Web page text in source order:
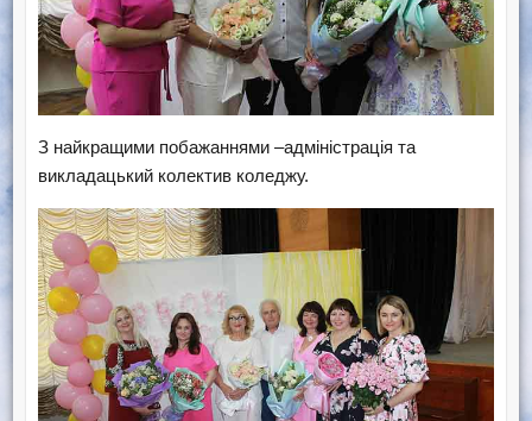
З найкращими побажаннями –адміністрація та
викладацький колектив коледжу.